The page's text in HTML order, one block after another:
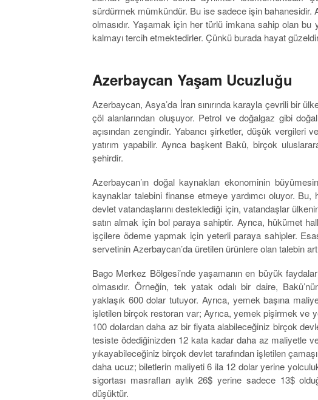
sürdürmek mümkündür. Bu ise sadece işin bahanesidir.
olmasıdır. Yaşamak için her türlü imkana sahip olan
kalmayı tercih etmektedirler. Çünkü burada hayat
Azerbaycan Yaşam Ucuzluğu
Azerbaycan, Asya’da İran sınırında karayla çevrili bir
çöl alanlarından oluşuyor. Petrol ve doğalgaz gibi
açısından zengindir. Yabancı şirketler, düşük vergileri
yatırım yapabilir. Ayrıca başkent Bakü, birçok
şehirdir.
Azerbaycan’ın doğal kaynakları ekonominin
kaynaklar talebini finanse etmeye yardımcı oluyor. Bu,
devlet vatandaşlarını desteklediği için, vatandaşlar
satın almak için bol paraya sahiptir. Ayrıca, hükümet
işçilere ödeme yapmak için yeterli paraya sahipler.
servetinin Azerbaycan’da üretilen ürünlere olan talebin
Bago Merkez Bölgesi’nde yaşamanın en büyük
olmasıdır. Örneğin, tek yatak odalı bir daire,
yaklaşık 600 dolar tutuyor. Ayrıca, yemek başına
işletilen birçok restoran var; Ayrıca, yemek pişirmek ve
100 dolardan daha az bir fiyata alabileceğiniz birçok
tesiste ödediğinizden 12 kata kadar daha az maliyetle
yıkayabileceğiniz birçok devlet tarafından işletilen
daha ucuz; biletlerin maliyeti 6 ila 12 dolar yerine
sigortası masrafları aylık 26$ yerine sadece 13$
düşüktür.